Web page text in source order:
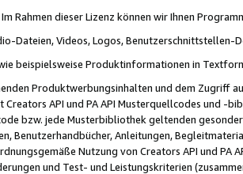
Im Rahmen dieser Lizenz können wir Ihnen
Dateien, Videos, Logos, Benutzerschnittstellen-
beispielsweise Produktinformationen in
Produktwerbungsinhalten und dem Zugriff
Creators API und PA API Musterquellcodes und
bzw. jede Musterbibliothek geltenden
Benutzerhandbücher, Anleitungen,
Nutzung von Creators API und PA
und Test- und Leistungskriterien